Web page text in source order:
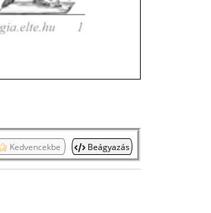
Kedvencekbe Beágyazás